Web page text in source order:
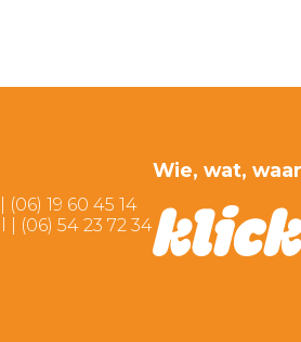
‭(06) 19 60 45 14‬
‭‭(06) 54 23 72 34‬
Wie, wat,